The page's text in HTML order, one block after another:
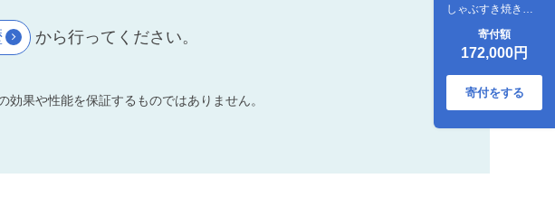
しゃぶすき焼き用
寄付額
172,000円
寄付をする
から行ってください。
果や性能を保証するものではありません。